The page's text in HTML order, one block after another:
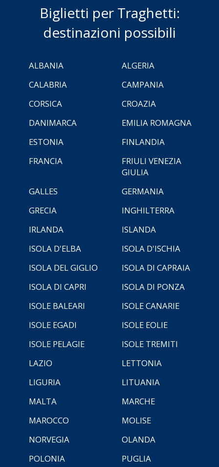
Biglietti per Traghetti:
destinazioni possibili
ALBANIA
ALGERIA
CALABRIA
CAMPANIA
CORSICA
CROAZIA
DANIMARCA
EMILIA ROMAGNA
ESTONIA
FINLANDIA
FRANCIA
FRIULI VENEZIA
GIULIA
GALLES
GERMANIA
GRECIA
INGHILTERRA
IRLANDA
ISLANDA
ISOLA D'ELBA
ISOLA D'ISCHIA
ISOLA DEL GIGLIO
ISOLA DI CAPRAIA
ISOLA DI CAPRI
ISOLA DI PONZA
ISOLE BALEARI
ISOLE CANARIE
ISOLE EGADI
ISOLE EOLIE
ISOLE PELAGIE
ISOLE TREMITI
LAZIO
LETTONIA
LIGURIA
LITUANIA
MALTA
MARCHE
MAROCCO
MOLISE
NORVEGIA
OLANDA
POLONIA
PUGLIA